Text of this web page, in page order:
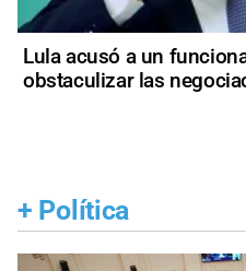
Lula acusó a un
obstaculizar las
+ Política